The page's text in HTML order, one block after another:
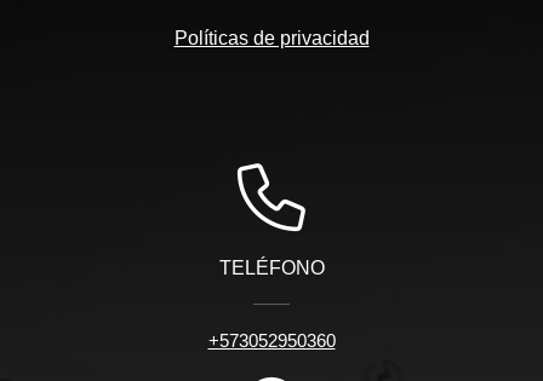
Políticas de privacidad
TELÉFONO
+573052950360